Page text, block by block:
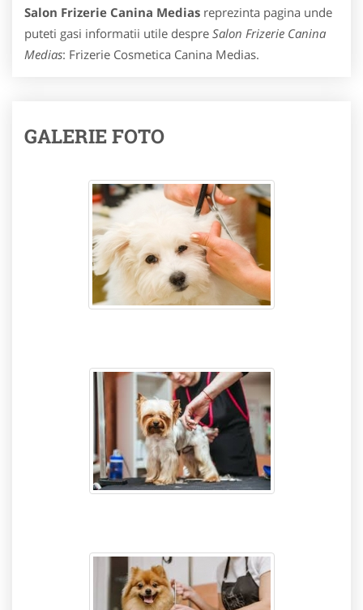
Salon Frizerie Canina Medias reprezinta pagina unde
puteti gasi informatii utile despre Salon Frizerie Canina
Medias: Frizerie Cosmetica Canina Medias.
GALERIE FOTO